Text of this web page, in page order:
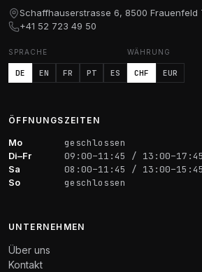
Schaffhauserstrasse 6, 8500 Frauenfeld
+41 52 723 49 50
SPRACHE
DE EN FR PT ES
WÄHRUNG
CHF EUR
ÖFFNUNGSZEITEN
Mo geschlossen
Di–Fr 09:00–11:45 / 13:00–17:45
Sa 08:00–11:45 / 13:00–15:45
So geschlossen
UNTERNEHMEN
Über uns
Kontakt